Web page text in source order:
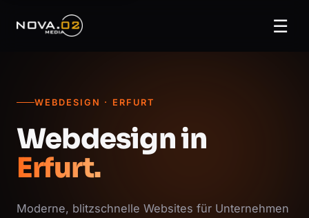
☰
WEBDESIGN · ERFURT
Webdesign in
Erfurt.
Moderne, blitzschnelle Websites für Unternehmen